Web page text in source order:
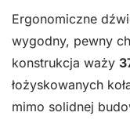
Ergonomiczne
wygodny, pewny
konstrukcja waży
łożyskowanych
mimo solidnej